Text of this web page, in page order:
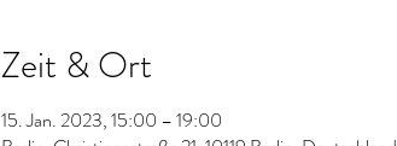
Zeit & Ort
15. Jan. 2023, 15:00 – 19:00